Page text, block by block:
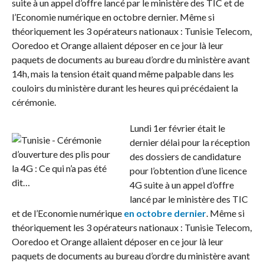
suite à un appel d’offre lancé par le ministère des TIC et de
l’Economie numérique en octobre dernier. Même si
théoriquement les 3 opérateurs nationaux : Tunisie Telecom,
Ooredoo et Orange allaient déposer en ce jour là leur
paquets de documents au bureau d’ordre du ministère avant
14h, mais la tension était quand même palpable dans les
couloirs du ministère durant les heures qui précédaient la
cérémonie.
Lundi 1er février était le
dernier délai pour la réception
des dossiers de candidature
pour l’obtention d’une licence
4G suite à un appel d’offre
lancé par le ministère des TIC
et de l’Economie numérique en octobre dernier. Même si
théoriquement les 3 opérateurs nationaux : Tunisie Telecom,
Ooredoo et Orange allaient déposer en ce jour là leur
paquets de documents au bureau d’ordre du ministère avant